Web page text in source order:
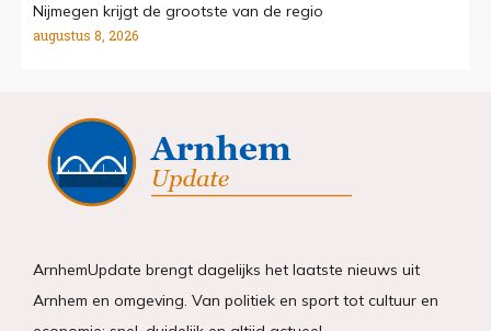
Nijmegen krijgt de grootste van de regio
augustus 8, 2026
ArnhemUpdate brengt dagelijks het laatste nieuws uit
Arnhem en omgeving. Van politiek en sport tot cultuur en